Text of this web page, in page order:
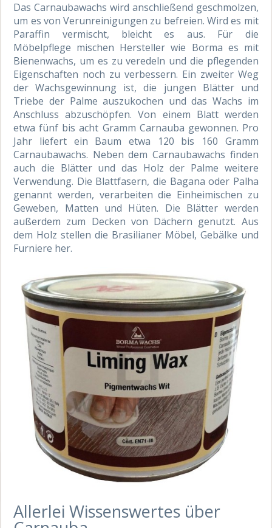
Das Carnaubawachs wird anschließend geschmolzen,
um es von Verunreinigungen zu befreien. Wird es mit
Paraffin vermischt, bleicht es aus. Für die
Möbelpflege mischen Hersteller wie Borma es mit
Bienenwachs, um es zu veredeln und die pflegenden
Eigenschaften noch zu verbessern. Ein zweiter Weg
der Wachsgewinnung ist, die jungen Blätter und
Triebe der Palme auszukochen und das Wachs im
Anschluss abzuschöpfen. Von einem Blatt werden
etwa fünf bis acht Gramm Carnauba gewonnen. Pro
Jahr liefert ein Baum etwa 120 bis 160 Gramm
Carnaubawachs. Neben dem Carnaubawachs finden
auch die Blätter und das Holz der Palme weitere
Verwendung. Die Blattfasern, die Bagana oder Palha
genannt werden, verarbeiten die Einheimischen zu
Geweben, Matten und Hüten. Die Blätter werden
außerdem zum Decken von Dächern genutzt. Aus
dem Holz stellen die Brasilianer Möbel, Gebälke und
Furniere her.
Allerlei Wissenswertes über